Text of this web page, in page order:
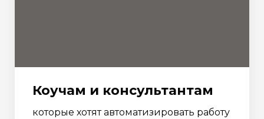
Коучам и консультантам
которые хотят автоматизировать работу